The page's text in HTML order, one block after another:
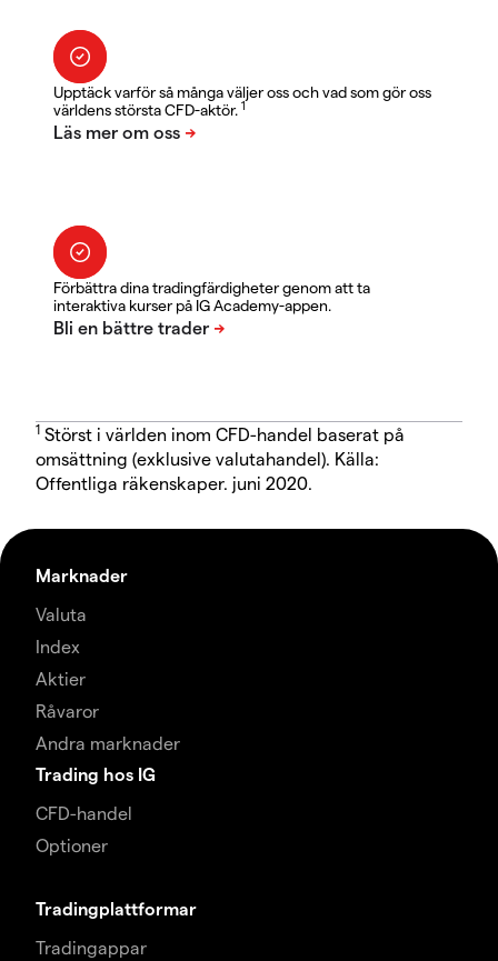
Upptäck varför så många väljer oss och vad som gör oss
världens största CFD-aktör. 1
Förbättra dina tradingfärdigheter genom att ta
interaktiva kurser på IG Academy-appen.
1 Störst i världen inom CFD-handel baserat på
omsättning (exklusive valutahandel). Källa:
Offentliga räkenskaper. juni 2020.
Marknader
Valuta
Index
Aktier
Råvaror
Andra marknader
Trading hos IG
CFD-handel
Optioner
Tradingplattformar
Tradingappar